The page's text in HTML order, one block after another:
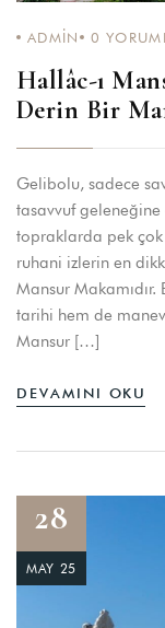
ADMIN 0
Hallâc-ı
Derin Bir
Gelibolu, sadece
tasavvuf
topraklarda pek çok
ruhani izlerin en
Mansur Makamıdır.
tarihi hem de
Mansur […]
DEVAMINI OKU
28
MAY 25